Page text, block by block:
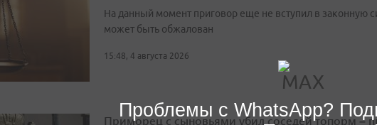
На данный момент приговор еще не вступил в законную
может быть обжалован
15:48, 4 августа 2026
Приморец с сыновьями убил соседей топорм –
Проблемы с WhatsApp?